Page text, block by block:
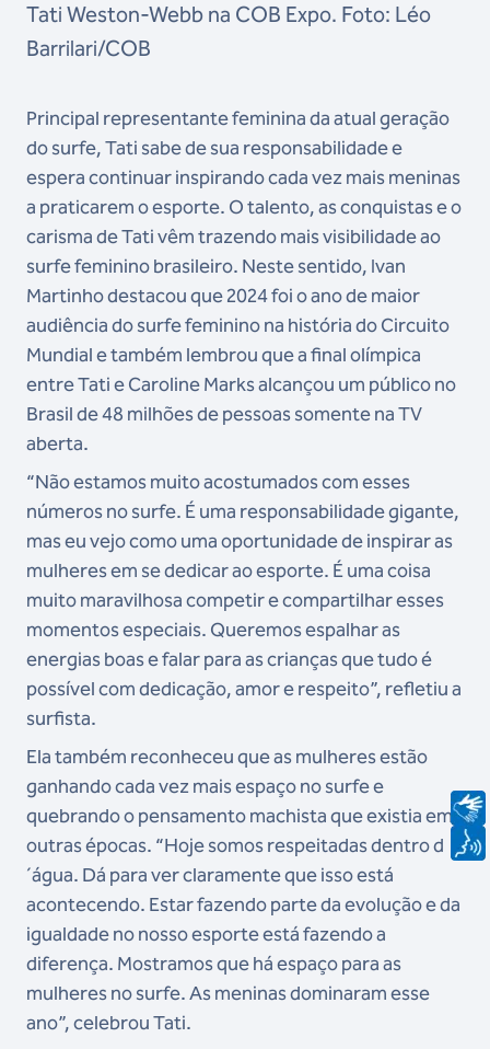
Tati Weston-Webb na COB Expo. Foto: Léo
Barrilari/COB
Principal representante feminina da atual geração
do surfe, Tati sabe de sua responsabilidade e
espera continuar inspirando cada vez mais meninas
a praticarem o esporte. O talento, as conquistas e o
carisma de Tati vêm trazendo mais visibilidade ao
surfe feminino brasileiro. Neste sentido, Ivan
Martinho destacou que 2024 foi o ano de maior
audiência do surfe feminino na história do Circuito
Mundial e também lembrou que a final olímpica
entre Tati e Caroline Marks alcançou um público no
Brasil de 48 milhões de pessoas somente na TV
aberta.
“Não estamos muito acostumados com esses
números no surfe. É uma responsabilidade gigante,
mas eu vejo como uma oportunidade de inspirar as
mulheres em se dedicar ao esporte. É uma coisa
muito maravilhosa competir e compartilhar esses
momentos especiais. Queremos espalhar as
energias boas e falar para as crianças que tudo é
possível com dedicação, amor e respeito”, refletiu a
surfista.
Ela também reconheceu que as mulheres estão
ganhando cada vez mais espaço no surfe e
quebrando o pensamento machista que existia em
outras épocas. “Hoje somos respeitadas dentro d
´água. Dá para ver claramente que isso está
acontecendo. Estar fazendo parte da evolução e da
igualdade no nosso esporte está fazendo a
diferença. Mostramos que há espaço para as
mulheres no surfe. As meninas dominaram esse
ano”, celebrou Tati.